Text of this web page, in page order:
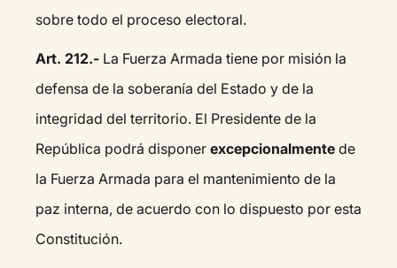
sobre todo el proceso electoral.
Art. 212.- La Fuerza Armada tiene por misión la
defensa de la soberanía del Estado y de la
integridad del territorio. El Presidente de la
República podrá disponer excepcionalmente de
la Fuerza Armada para el mantenimiento de la
paz interna, de acuerdo con lo dispuesto por esta
Constitución.